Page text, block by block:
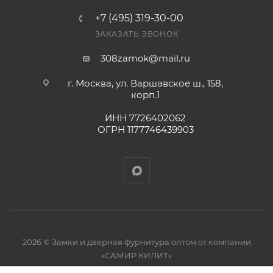
+7 (495) 319-30-00
ЗАКАЗАТЬ ЗВОНОК
308zamok@mail.ru
г. Москва, ул. Варшавское ш., 158,
корп.1
ИНН 7726402062
ОГРН 1177746439903
2026 © Замки и дверная фурнитура оптом от компании
«САМИР КИЛИТ»